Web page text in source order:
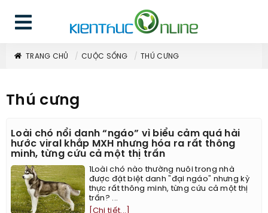
TRANG CHỦ CUỘC SỐNG THÚ CƯNG
Thú cưng
Loài chó nổi danh “ngáo” vì biểu cảm quá hài
hước viral khắp MXH nhưng hóa ra rất thông
minh, từng cứu cả một thị trấn
1Loài chó nào thường nuôi trong nhà
được đặt biệt danh "đại ngáo" nhưng kỳ
thực rất thông minh, từng cứu cả một thị
trấn? ...
[Chi tiết...]